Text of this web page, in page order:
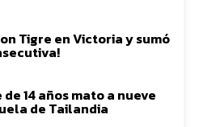
Tigre en Victoria y sumó
14 años mato a nueve
de Tailandia